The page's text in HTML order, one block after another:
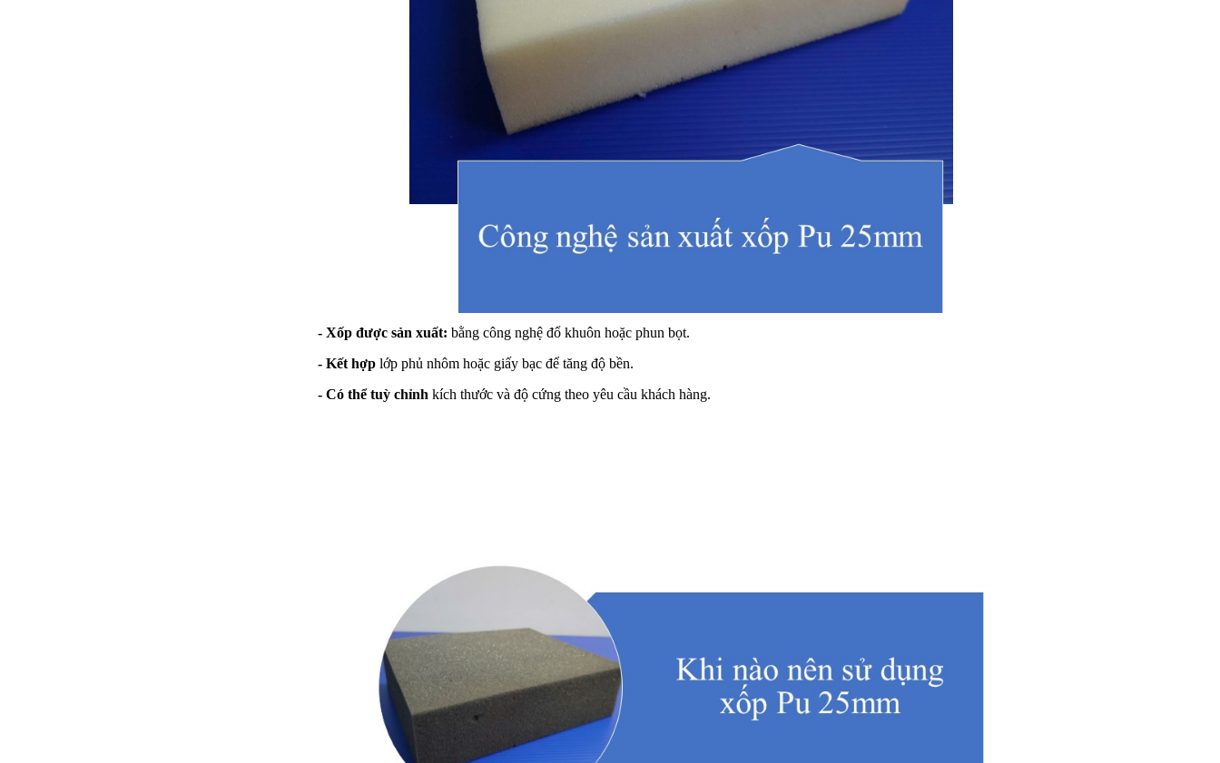
- Xốp được sản xuất: bằng công nghệ đổ khuôn hoặc phun bọt.
- Kết hợp lớp phủ nhôm hoặc giấy bạc để tăng độ bền.
- Có thể tuỳ chỉnh kích thước và độ cứng theo yêu cầu khách hàng.